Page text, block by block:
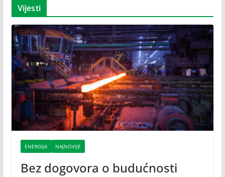
Vijesti
ENERGIJA NAJNOVIJE
Bez dogovora o budućnosti